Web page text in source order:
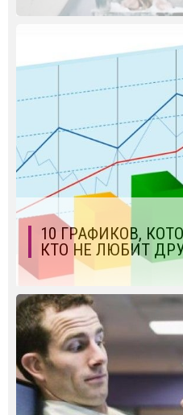
10 ГРАФИКОВ,
КТО НЕ ЛЮБИТ